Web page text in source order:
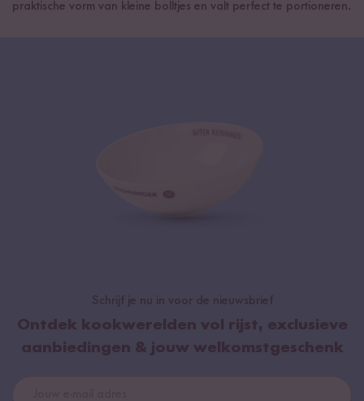
praktische vorm van kleine bolltjes en valt perfect te portioneren.
Schrijf je nu in voor de nieuwsbrief
Ontdek kookwerelden vol rijst, exclusieve
aanbiedingen & jouw welkomstgeschenk